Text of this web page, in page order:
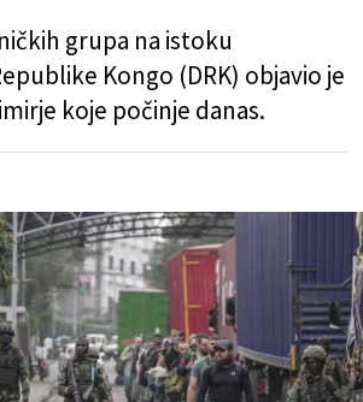
grupa na istoku
Kongo (DRK) objavio je
koje počinje danas.